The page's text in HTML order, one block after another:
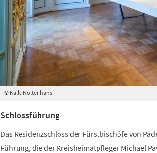
© Kalle Noltenhans
Schlossführung
Das Residenzschloss der Fürstbischöfe von
Führung, die der Kreisheimatpfleger Michael